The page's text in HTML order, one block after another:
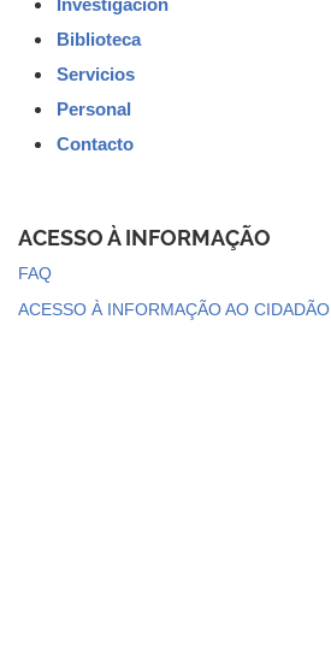
Biblioteca
Servicios
Personal
Contacto
ACESSO À INFORMAÇÃO
FAQ
ACESSO À INFORMAÇÃO AO CIDADÃO